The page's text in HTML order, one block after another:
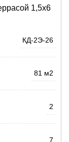
1,5х6
КД-2Э-26
81 м2
2
7